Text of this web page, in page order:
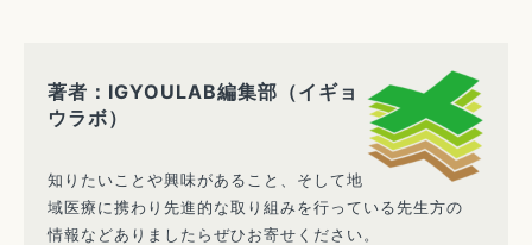
著者：IGYOULAB編集部（イギョ
ウラボ）
知りたいことや興味があること、そして地
域医療に携わり先進的な取り組みを行っている先生方の
情報などありましたらぜひお寄せください。